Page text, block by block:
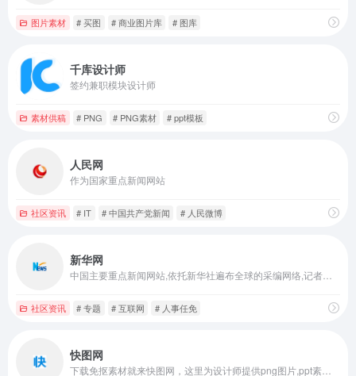
图片素材 # 买图 # 商业图片库 # 图库
千库设计师
签约兼职模块设计师
素材供稿 # PNG # PNG素材 # ppt模板
人民网
作为国家重点新闻网站
社区资讯 # IT # 中国共产党新闻 # 人民微博
新华网
社区资讯 # 专题 # 互联网 # 人事任免
快图网